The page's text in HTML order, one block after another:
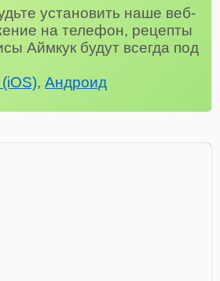
установить наше веб-
на телефон, рецепты
Аймкук будут всегда под
,Андроид